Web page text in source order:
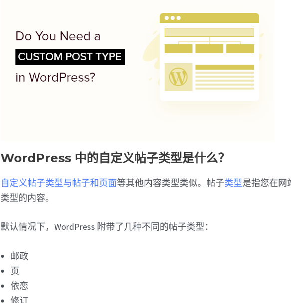
WordPress 中的自定义帖子类型是什么？
自定义帖子类型与帖子和页面等其他内容类型类似。帖子类型是指您在网
类型的内容。
默认情况下，WordPress 附带了几种不同的帖子类型：
邮政
页
依恋